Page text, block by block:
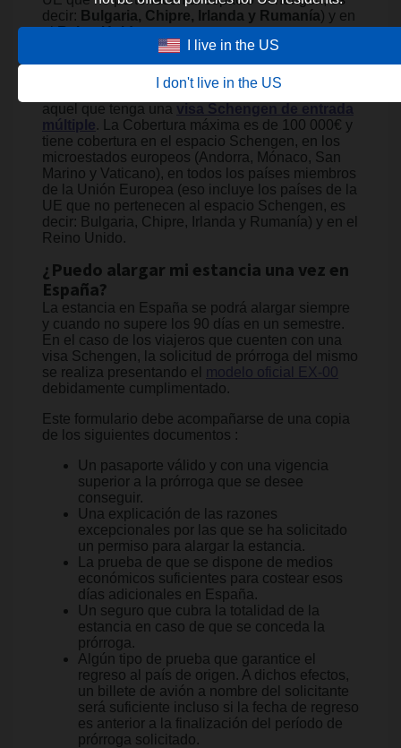
I live in the US
I don't live in the US
decir: Bulgaria, Chipre, Irlanda y Rumanía) y en
elReino Unido.
MultiTrip
Se trata de un contrato anual y es ideal para todo
aquel que tenga una visa Schengen de entrada
múltiple. La Cobertura máxima es de 100 000€ y
tiene cobertura en el espacio Schengen, en los
microestados europeos (Andorra, Mónaco, San
Marino y Vaticano), en todos los países miembros
de la Unión Europea (eso incluye los países de la
UE que no pertenecen al espacio Schengen, es
decir: Bulgaria, Chipre, Irlanda y Rumanía) y en el
Reino Unido.
¿Puedo alargar mi estancia una vez en
España?
La estancia en España se podrá alargar siempre
y cuando no supere los 90 días en un semestre.
En el caso de los viajeros que cuenten con una
visa Schengen, la solicitud de prórroga del mismo
se realiza presentando el
modelo oficial EX-00
debidamente cumplimentado.
Este formulario debe acompañarse de una copia
de los siguientes documentos :
Un pasaporte válido y con una vigencia
superior a la prórroga que se desee
conseguir.
Una explicación de las razones
excepcionales por las que se ha solicitado
un permiso para alargar la estancia.
La prueba de que se dispone de medios
económicos suficientes para costear esos
días adicionales en España.
Un seguro que cubra la totalidad de la
estancia en caso de que se conceda la
prórroga.
Algún tipo de prueba que garantice el
regreso al país de origen. A dichos efectos,
un billete de avión a nombre del solicitante
será suficiente incluso si la fecha de regreso
es anterior a la finalización del período de
prórroga solicitado.